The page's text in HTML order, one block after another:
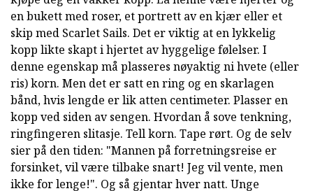
en bukett med roser, et portrett av en kjær eller et
skip med Scarlet Sails. Det er viktig at en lykkelig
kopp likte skapt i hjertet av hyggelige følelser. I
denne egenskap må plasseres nøyaktig ni hvete (eller
ris) korn. Men det er satt en ring og en skarlagen
bånd, hvis lengde er lik atten centimeter. Plasser en
kopp ved siden av sengen. Hvordan å sove tenkning,
ringfingeren slitasje. Tell korn. Tape rørt. Og de selv
sier på den tiden: "Mannen på forretningsreise er
forsinket, vil være tilbake snart! Jeg vil vente, men
ikke for lenge!". Og så gjentar hver natt. Unge